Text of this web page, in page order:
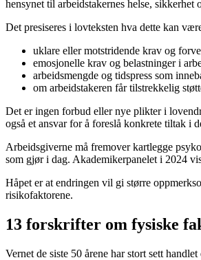
hensynet til arbeidstakernes helse, sikkerhet
Det presiseres i lovteksten hva dette kan
uklare eller motstridende krav og
emosjonelle krav og belastninger i
arbeidsmengde og tidspress som
om arbeidstakeren får tilstrekkelig
Det er ingen forbud eller nye plikter i
også et ansvar for å foreslå konkrete tiltak i
Arbeidsgiverne må fremover kartlegge
som gjør i dag. Akademikerpanelet i 2024
Håpet er at endringen vil gi større
risikofaktorene.
13 forskrifter om fysiske
Vernet de siste 50 årene har stort sett